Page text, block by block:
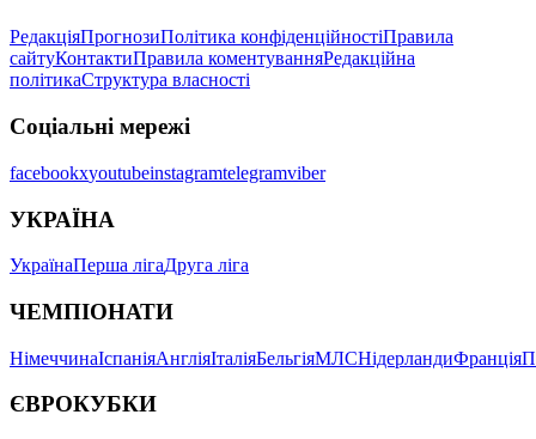
РедакціяПрогнозиПолітика конфіденційностіПравила
сайтуКонтактиПравила коментуванняРедакційна
політикаСтруктура власності
Соціальні мережі
facebookxyoutubeinstagramtelegramviber
УКРАЇНА
УкраїнаПерша лігаДруга ліга
ЧЕМПІОНАТИ
НімеччинаІспаніяАнгліяІталіяБельгіяМЛСНідерландиФранція
ЄВРОКУБКИ